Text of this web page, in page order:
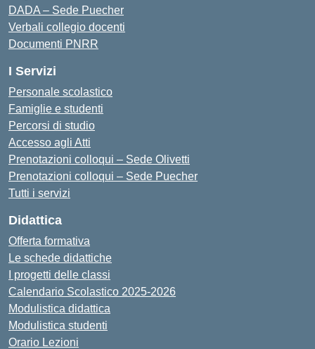
DADA – Sede Puecher
Verbali collegio docenti
Documenti PNRR
I Servizi
Personale scolastico
Famiglie e studenti
Percorsi di studio
Accesso agli Atti
Prenotazioni colloqui – Sede Olivetti
Prenotazioni colloqui – Sede Puecher
Tutti i servizi
Didattica
Offerta formativa
Le schede didattiche
I progetti delle classi
Calendario Scolastico 2025-2026
Modulistica didattica
Modulistica studenti
Orario Lezioni